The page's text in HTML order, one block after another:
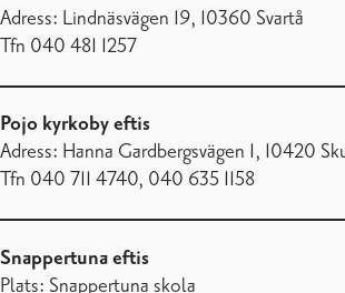
Adress: Lindnäsvägen 19, 10360 Svartå
Tfn 040 481 1257
Pojo kyrkoby eftis
Adress: Hanna Gardbergsvägen 1, 10420
Tfn 040 711 4740, 040 635 1158
Snappertuna eftis
Plats: Snappertuna skola